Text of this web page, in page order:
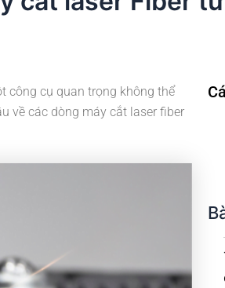
công cụ quan trọng không thể
về các dòng máy cắt laser fiber